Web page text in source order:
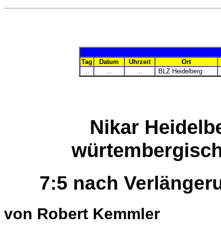
Tag Datum Uhrzeit
Ort
BLZ Heidelberg
Nikar
7:5 nach
von Robert Kemmler